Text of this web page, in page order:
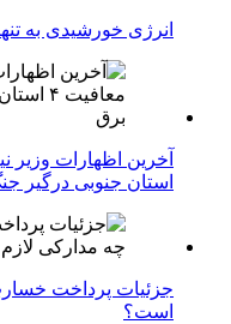
انرژی خورشیدی به
استان جنوبی درگیر
جزئیات پرداخت
است؟